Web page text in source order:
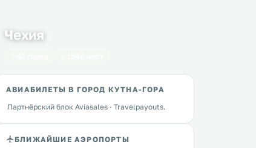
Hotel U Zvonu
28 … 49 $
историческом центре города
Hotel a Restaurace U
Отель U Hrnčíře с
Чехия
АВИАБИЛЕТЫ В ГОРОД КУТНА-ГОРА
Партнёрский блок Aviasales · Travelpayouts.
БЛИЖАЙШИЕ АЭРОПОРТЫ